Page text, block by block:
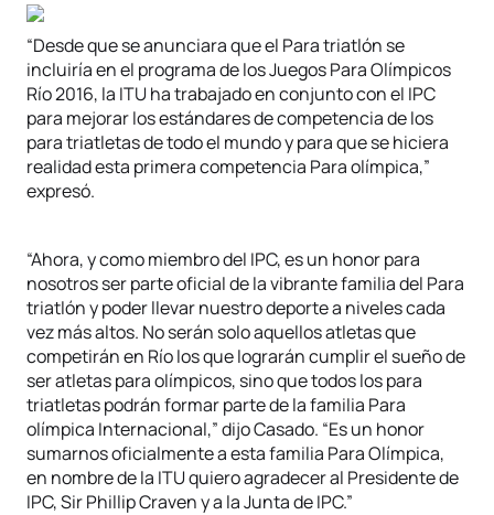
“Desde que se anunciara que el Para triatlón se
incluiría en el programa de los Juegos Para Olímpicos
Río 2016, la ITU ha trabajado en conjunto con el IPC
para mejorar los estándares de competencia de los
para triatletas de todo el mundo y para que se hiciera
realidad esta primera competencia Para olímpica,”
expresó.
“Ahora, y como miembro del IPC, es un honor para
nosotros ser parte oficial de la vibrante familia del Para
triatlón y poder llevar nuestro deporte a niveles cada
vez más altos. No serán solo aquellos atletas que
competirán en Río los que lograrán cumplir el sueño de
ser atletas para olímpicos, sino que todos los para
triatletas podrán formar parte de la familia Para
olímpica Internacional,” dijo Casado. “Es un honor
sumarnos oficialmente a esta familia Para Olímpica,
en nombre de la ITU quiero agradecer al Presidente de
IPC, Sir Phillip Craven y a la Junta de IPC.”